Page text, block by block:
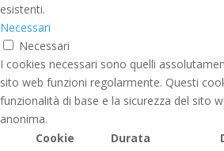
esistenti.
Necessari
Necessari
I cookies necessari sono quelli
sito web funzioni regolarmente. Questi
funzionalità di base e la sicurezza del sito
anonima.
Cookie
Durata